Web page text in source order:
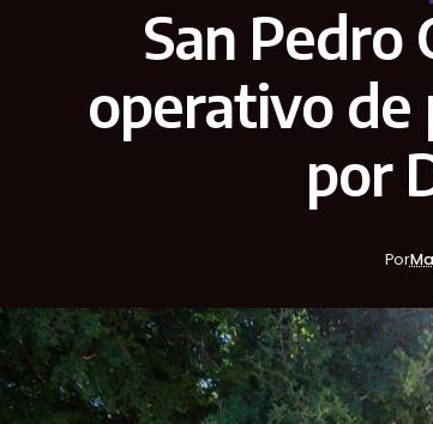
San Pedro
operativo de
por
Por